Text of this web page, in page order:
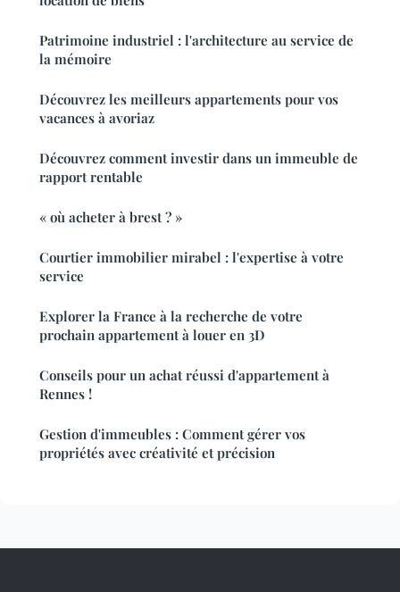
Patrimoine industriel : l'architecture au service de
la mémoire
Découvrez les meilleurs appartements pour vos
vacances à avoriaz
Découvrez comment investir dans un immeuble de
rapport rentable
« où acheter à brest ? »
Courtier immobilier mirabel : l'expertise à votre
service
Explorer la France à la recherche de votre
prochain appartement à louer en 3D
Conseils pour un achat réussi d'appartement à
Rennes !
Gestion d'immeubles : Comment gérer vos
propriétés avec créativité et précision